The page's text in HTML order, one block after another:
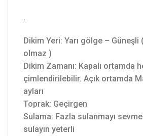
.
Dikim Yeri: Yarı gölge –
olmaz )
Dikim Zamanı: Kapalı ortamda
çimlendirilebilir. Açık ortamda
ayları
Toprak: Geçirgen
Sulama: Fazla sulanmayı
sulayın yeterli